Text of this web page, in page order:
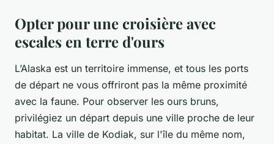
Opter pour une croisière avec
escales en terre d'ours
L’Alaska est un territoire immense, et tous les ports
de départ ne vous offriront pas la même proximité
avec la faune. Pour observer les ours bruns,
privilégiez un départ depuis une ville proche de leur
habitat. La ville de Kodiak, sur l'île du même nom,